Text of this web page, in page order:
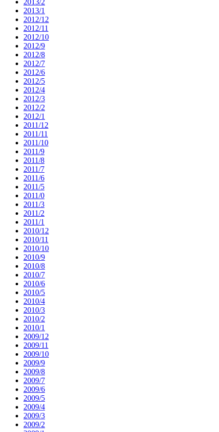
2013/1
2012/12
2012/11
2012/10
2012/9
2012/8
2012/7
2012/6
2012/5
2012/4
2012/3
2012/2
2012/1
2011/12
2011/11
2011/10
2011/9
2011/8
2011/7
2011/6
2011/5
2011/0
2011/3
2011/2
2011/1
2010/12
2010/11
2010/10
2010/9
2010/8
2010/7
2010/6
2010/5
2010/4
2010/3
2010/2
2010/1
2009/12
2009/11
2009/10
2009/9
2009/8
2009/7
2009/6
2009/5
2009/4
2009/3
2009/2